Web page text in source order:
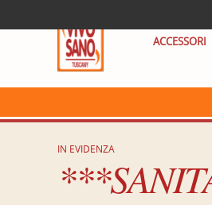
ACCESSORI
IN EVIDENZA